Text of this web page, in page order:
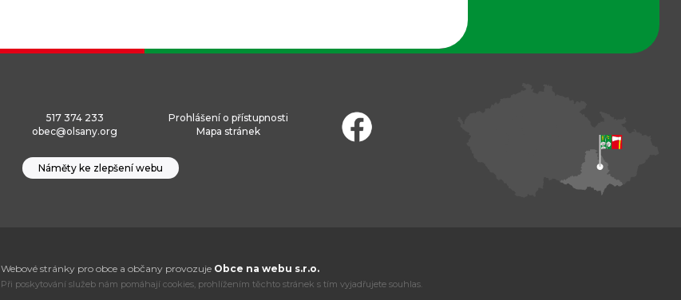
517 374 233
obec@olsany.org
Prohlášení o přístupnosti
Mapa stránek
Náměty ke zlepšení webu
Webové stránky pro obce a občany provozuje Obce na webu s.r.o.
Při poskytování služeb nám pomáhají cookies, prohlížením těchto stránek s tím vyjadřujete souhlas.